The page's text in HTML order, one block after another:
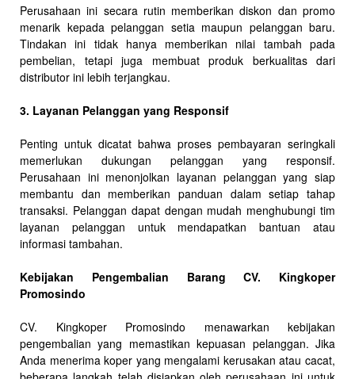
Perusahaan ini secara rutin memberikan diskon dan promo
menarik kepada pelanggan setia maupun pelanggan baru.
Tindakan ini tidak hanya memberikan nilai tambah pada
pembelian, tetapi juga membuat produk berkualitas dari
distributor ini lebih terjangkau.
3. Layanan Pelanggan yang Responsif
Penting untuk dicatat bahwa proses pembayaran seringkali
memerlukan dukungan pelanggan yang responsif.
Perusahaan ini menonjolkan layanan pelanggan yang siap
membantu dan memberikan panduan dalam setiap tahap
transaksi. Pelanggan dapat dengan mudah menghubungi tim
layanan pelanggan untuk mendapatkan bantuan atau
informasi tambahan.
Kebijakan Pengembalian Barang CV. Kingkoper
Promosindo
CV. Kingkoper Promosindo menawarkan kebijakan
pengembalian yang memastikan kepuasan pelanggan. Jika
Anda menerima koper yang mengalami kerusakan atau cacat,